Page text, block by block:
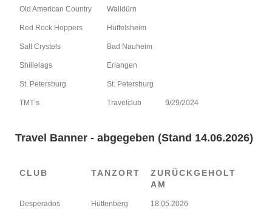
Old American Country Walldürn
Red Rock Hoppers Hüffelsheim
Salt Crystels Bad Nauheim
Shillelags Erlangen
St. Petersburg St. Petersburg
TMT’s Travelclub 9/29/2024
Travel Banner - abgegeben (Stand 14.06.2026)
CLUB TANZORT
ZURÜCKGEHOLT
AM
Desperados Hüttenberg 18.05.2026